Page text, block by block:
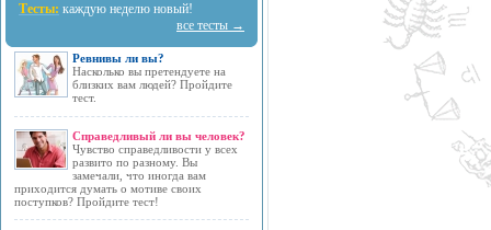
Тесты: каждую неделю новый!
все тесты →
Ревнивы ли вы?
Насколько вы претендуете на
близких вам людей? Пройдите
тест.
Справедливый ли вы человек?
Чувство справедливости у всех
развито по разному. Вы
замечали, что иногда вам
приходится думать о мотиве своих
поступков? Пройдите тест!